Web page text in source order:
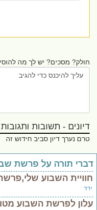
חולק? מסכים? יש לך מה
דיונים - תשובות ותגובות (0)
טרם נערך דיון סביב חידוש זה
תורה על פרשת
השבוע שלי,פרשת
לפרשת השבוע